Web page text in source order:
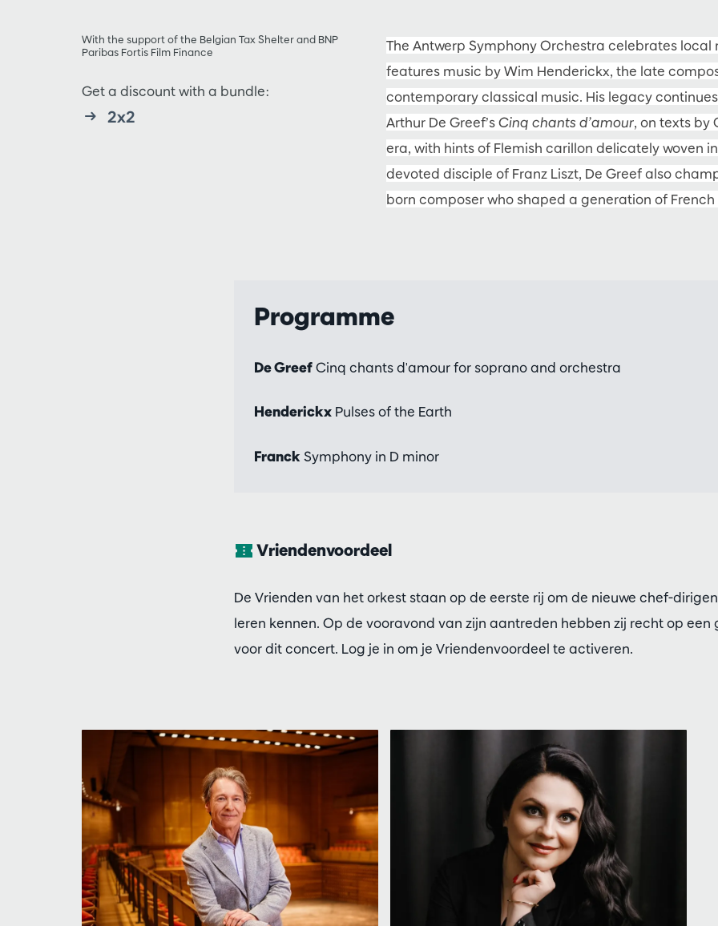
The Antwerp Symphony Orchestra celebrates
features music by Wim Henderickx, the late
contemporary classical music. His legacy
Arthur De Greef’sCinq chants d’amour, on texts by
era, with hints of Flemish carillon delicately woven
devoted disciple of Franz Liszt, De Greef also
born composer who shaped a generation of French
With the support of the Belgian Tax Shelter and BNP
Paribas Fortis Film Finance
Get a discount with a bundle:
2x2
Programme
De GreefCinq chants d'amour for soprano and orchestra
Henderickx Pulses of the Earth
Franck Symphony in D minor
Vriendenvoordeel
De Vrienden van het orkest staan op de eerste rij om de nieuwe chef-
leren kennen. Op de vooravond van zijn aantreden hebben zij recht op
voor dit concert. Log je in om je Vriendenvoordeel te activeren.